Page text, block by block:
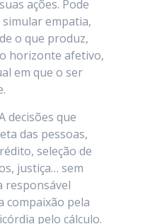
ações. Pode
empatia,
o que produz,
horizonte afetivo,
em que o ser
decisões que
das pessoas,
seleção de
justiça… sem
responsável
compaixão pela
pelo cálculo.